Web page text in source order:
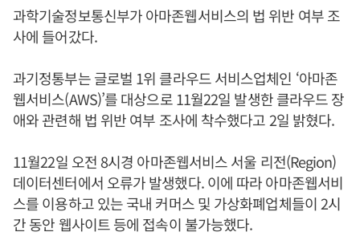
과학기술정보통신부가 아마존웹서비스의 법 위반 여부 조
사에 들어갔다.
과기정통부는 글로벌 1위 클라우드 서비스업체인 ‘아마존
웹서비스(AWS)’를 대상으로 11월22일 발생한 클라우드 장
애와 관련해 법 위반 여부 조사에 착수했다고 2일 밝혔다.
11월22일 오전 8시경 아마존웹서비스 서울 리전(Region)
데이터센터에서 오류가 발생했다. 이에 따라 아마존웹서비
스를 이용하고 있는 국내 커머스 및 가상화폐업체들이 2시
간 동안 웹사이트 등에 접속이 불가능했다.